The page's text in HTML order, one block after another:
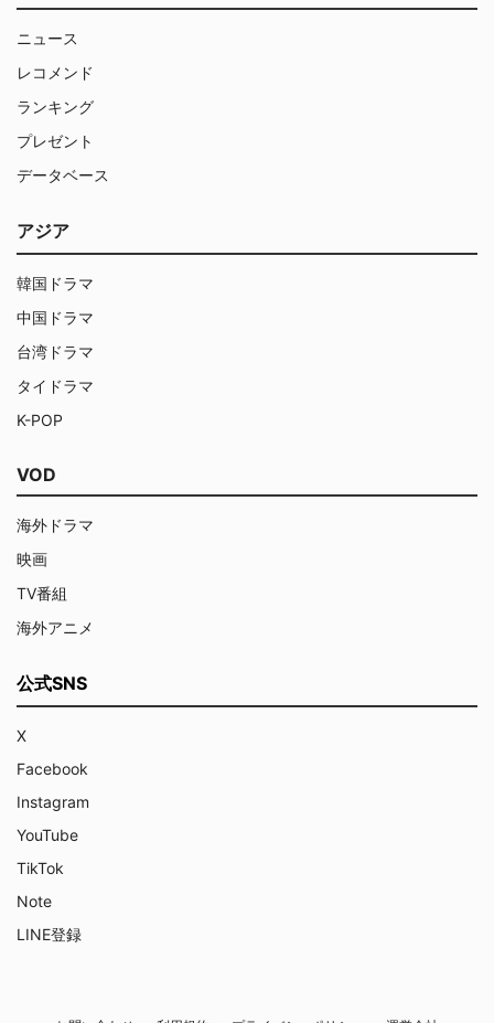
ニュース
レコメンド
ランキング
プレゼント
データベース
アジア
韓国ドラマ
中国ドラマ
台湾ドラマ
タイドラマ
K-POP
VOD
海外ドラマ
映画
TV番組
海外アニメ
公式SNS
X
Facebook
Instagram
YouTube
TikTok
Note
LINE登録